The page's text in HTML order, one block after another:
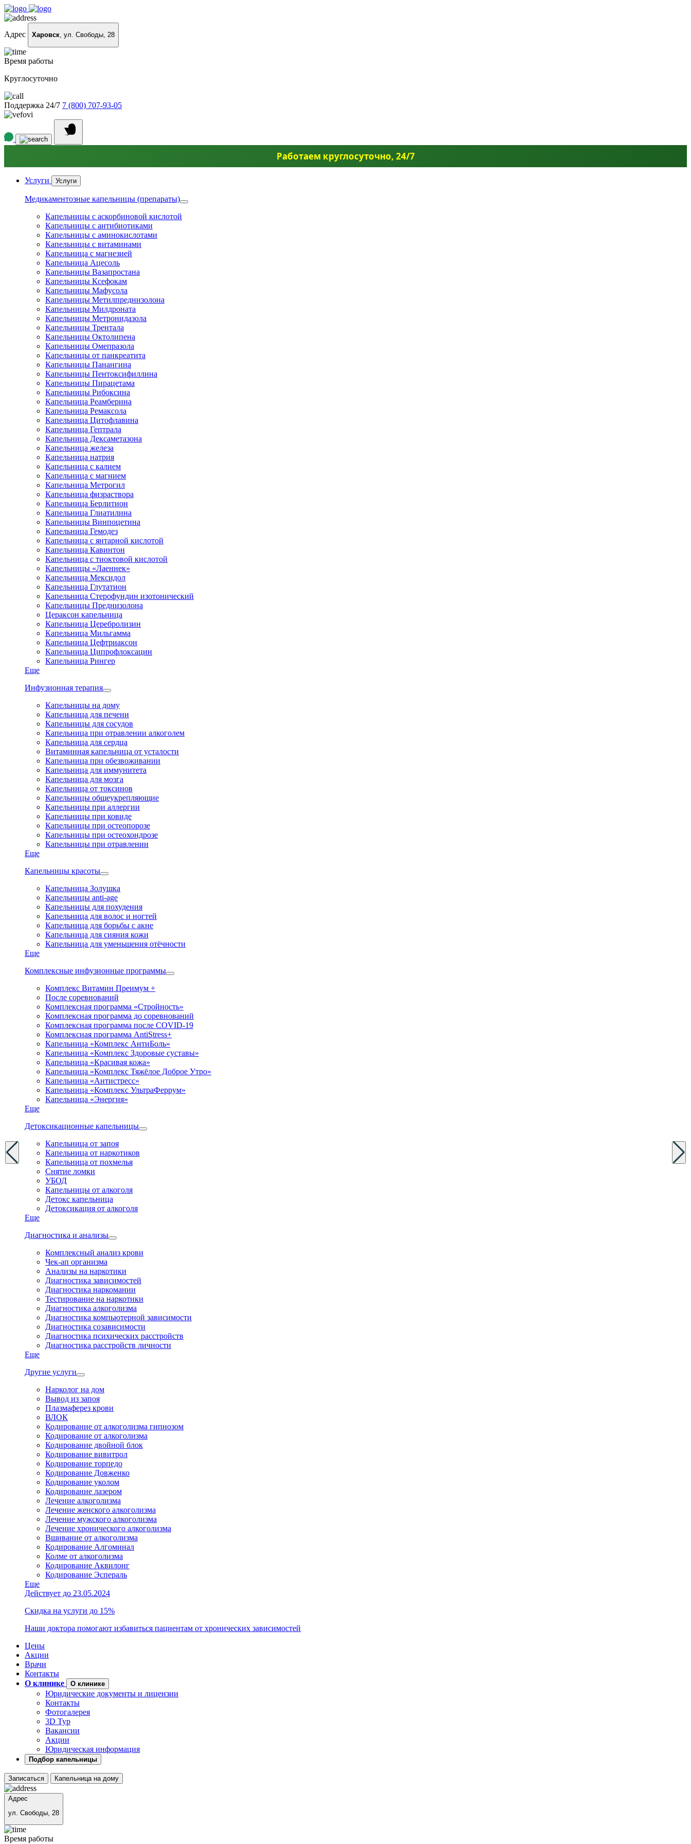
Адрес Харовск, ул. Свободы, 28
Время работы
Круглосуточно
Поддержка 24/7 7 (800) 707-93-05
Работаем круглосуточно, 24/7
Услуги Услуги
Медикаментозные капельницы (препараты)
Капельницы с аскорбиновой кислотой
Капельницы с антибиотиками
Капельницы с аминокислотами
Капельницы с витаминами
Капельница с магнезией
Капельница Ацесоль
Капельницы Вазапростана
Капельницы Ксефокам
Капельницы Мафусола
Капельницы Метилпреднизолона
Капельницы Милдроната
Капельницы Метронидазола
Капельницы Трентала
Капельницы Октолипена
Капельницы Омепразола
Капельницы от панкреатита
Капельницы Панангина
Капельницы Пентоксифиллина
Капельницы Пирацетама
Капельницы Рибоксина
Капельница Реамберина
Капельница Ремаксола
Капельница Цитофлавина
Капельница Гептрала
Капельница Дексаметазона
Капельница железа
Капельница натрия
Капельница с калием
Капельница с магнием
Капельница Метрогил
Капельница физраствора
Капельница Берлитион
Капельница Глиатилина
Капельницы Винпоцетина
Капельница Гемодез
Капельница с янтарной кислотой
Капельница Кавинтон
Капельница с тиоктовой кислотой
Капельницы «Лаеннек»
Капельница Мексидол
Капельница Глутатион
Капельница Стерофундин изотонический
Капельницы Преднизолона
Цераксон капельница
Капельница Церебролизин
Капельница Мильгамма
Капельница Цефтриаксон
Капельница Ципрофлоксацин
Капельница Рингер
Еще
Инфузионная терапия
Капельницы на дому
Капельница для печени
Капельницы для сосудов
Капельница при отравлении алкоголем
Капельница для сердца
Витаминная капельница от усталости
Капельница при обезвоживании
Капельница для иммунитета
Капельница для мозга
Капельница от токсинов
Капельницы общеукрепляющие
Капельницы при аллергии
Капельницы при ковиде
Капельницы при остеопорозе
Капельницы при остеохондрозе
Капельницы при отравлении
Еще
Капельницы красоты
Капельница Золушка
Капельницы anti-age
Капельницы для похудения
Капельница для волос и ногтей
Капельница для борьбы с акне
Капельница для сияния кожи
Капельница для уменьшения отёчности
Еще
Комплексные инфузионные программы
Комплекс Витамин Преимум +
После соревнований
Комплексная программа «Стройность»
Комплексная программа до соревнований
Комплексная программа после COVID-19
Комплексная программа AntiStress+
Капельница «Комплекс АнтиБоль»
Капельница «Комплекс Здоровые суставы»
Капельница «Красивая кожа»
Капельница «Комплекс Тяжёлое Доброе Утро»
Капельница «Антистресс»
Капельница «Комплекс УльтраФеррум»
Капельница «Энергия»
Еще
Детоксикационные капельницы
Капельница от запоя
Капельница от наркотиков
Капельница от похмелья
Снятие ломки
УБОД
Капельницы от алкоголя
Детокс капельница
Детоксикация от алкоголя
Еще
Диагностика и анализы
Комплексный анализ крови
Чек-ап организма
Анализы на наркотики
Диагностика зависимостей
Диагностика наркомании
Тестирование на наркотики
Диагностика алкоголизма
Диагностика компьютерной зависимости
Диагностика созависимости
Диагностика психических расстройств
Диагностика расстройств личности
Еще
Другие услуги
Нарколог на дом
Вывод из запоя
Плазмаферез крови
ВЛОК
Кодирование от алкоголизма гипнозом
Кодирование от алкоголизма
Кодирование двойной блок
Кодирование вивитрол
Кодирование торпедо
Кодирование Довженко
Кодирование уколом
Кодирование лазером
Лечение алкоголизма
Лечение женского алкоголизма
Лечение мужского алкоголизма
Лечение хронического алкоголизма
Вшивание от алкоголизма
Кодирование Алгоминал
Колме от алкоголизма
Кодирование Аквилонг
Кодирование Эспераль
Еще
Действует до 23.05.2024
Скидка на услуги до 15%
Наши доктора помогают избавиться пациентам от хронических зависимостей
Цены
Акции
Врачи
Контакты
О клинике
О клинике
Юридические документы и лицензии
Контакты
Фотогалерея
3D Тур
Вакансии
Акции
Юридическая информация
Подбор капельницы
Записаться Капельница на дому
Адрес
ул. Свободы, 28
Время работы